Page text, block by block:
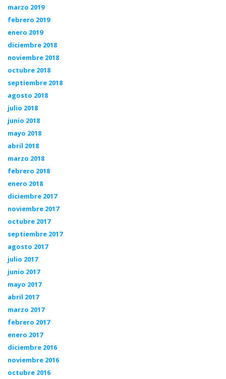
marzo 2019
febrero 2019
enero 2019
diciembre 2018
noviembre 2018
octubre 2018
septiembre 2018
agosto 2018
julio 2018
junio 2018
mayo 2018
abril 2018
marzo 2018
febrero 2018
enero 2018
diciembre 2017
noviembre 2017
octubre 2017
septiembre 2017
agosto 2017
julio 2017
junio 2017
mayo 2017
abril 2017
marzo 2017
febrero 2017
enero 2017
diciembre 2016
noviembre 2016
octubre 2016